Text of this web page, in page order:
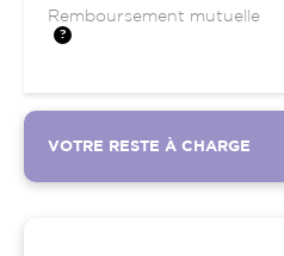
Remboursement mutuelle
VOTRE RESTE À CHARGE